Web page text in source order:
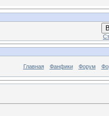
Главная Фанфики Форум